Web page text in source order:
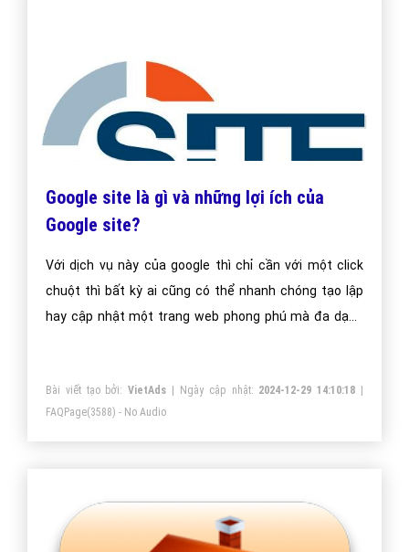
Google site là gì và những lợi ích của
Google site?
Với dịch vụ này của google thì chỉ cần với một click
chuột thì bất kỳ ai cũng có thể nhanh chóng tạo lập
hay cập nhật một trang web phong phú mà đa dạng
Bài viết tạo bởi:VietAds | Ngày cập nhật: 2024-12-29 14:10:18
FAQPage(3588) - No Audio